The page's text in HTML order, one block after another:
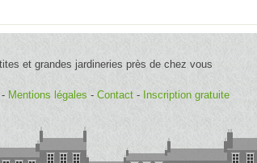
et grandes jardineries près de chez vous
- Mentions légales - Contact- Inscription gratuite